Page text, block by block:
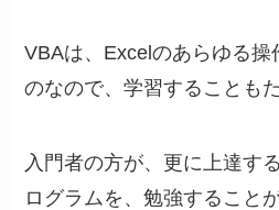
VBAは、Excelのあらゆる操
のなので、学習することも
入門者の方が、更に上達す
ログラムを、勉強すること